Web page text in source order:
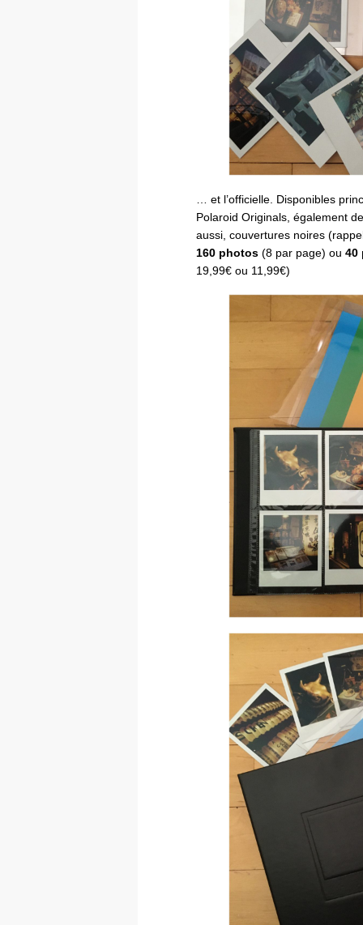
… et l’officielle. Disponibles
Polaroid Originals, également
aussi, couvertures noires
160 photos (8 par page) ou 40
19,99€ ou 11,99€)